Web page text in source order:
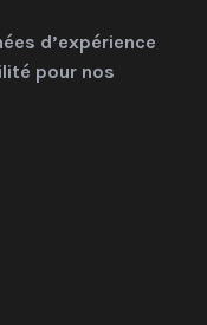
d’expérience
pour nos